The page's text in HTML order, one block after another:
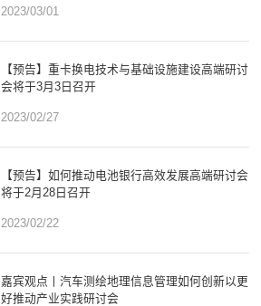
2023/03/01
【预告】重卡换电技术与基础设施建设高端研讨
会将于3月3日召开
2023/02/27
【预告】如何推动电池银行高效发展高端研讨会
将于2月28日召开
2023/02/22
嘉宾观点丨汽车测绘地理信息管理如何创新以更
好推动产业实践研讨会